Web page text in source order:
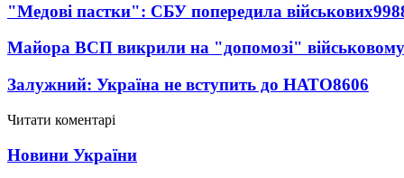
"Медові пастки": СБУ попередила військових
Майора ВСП викрили на "допомозі"
Залужний: Україна не вступить до НАТО8606
Читати коментарі
Новини України